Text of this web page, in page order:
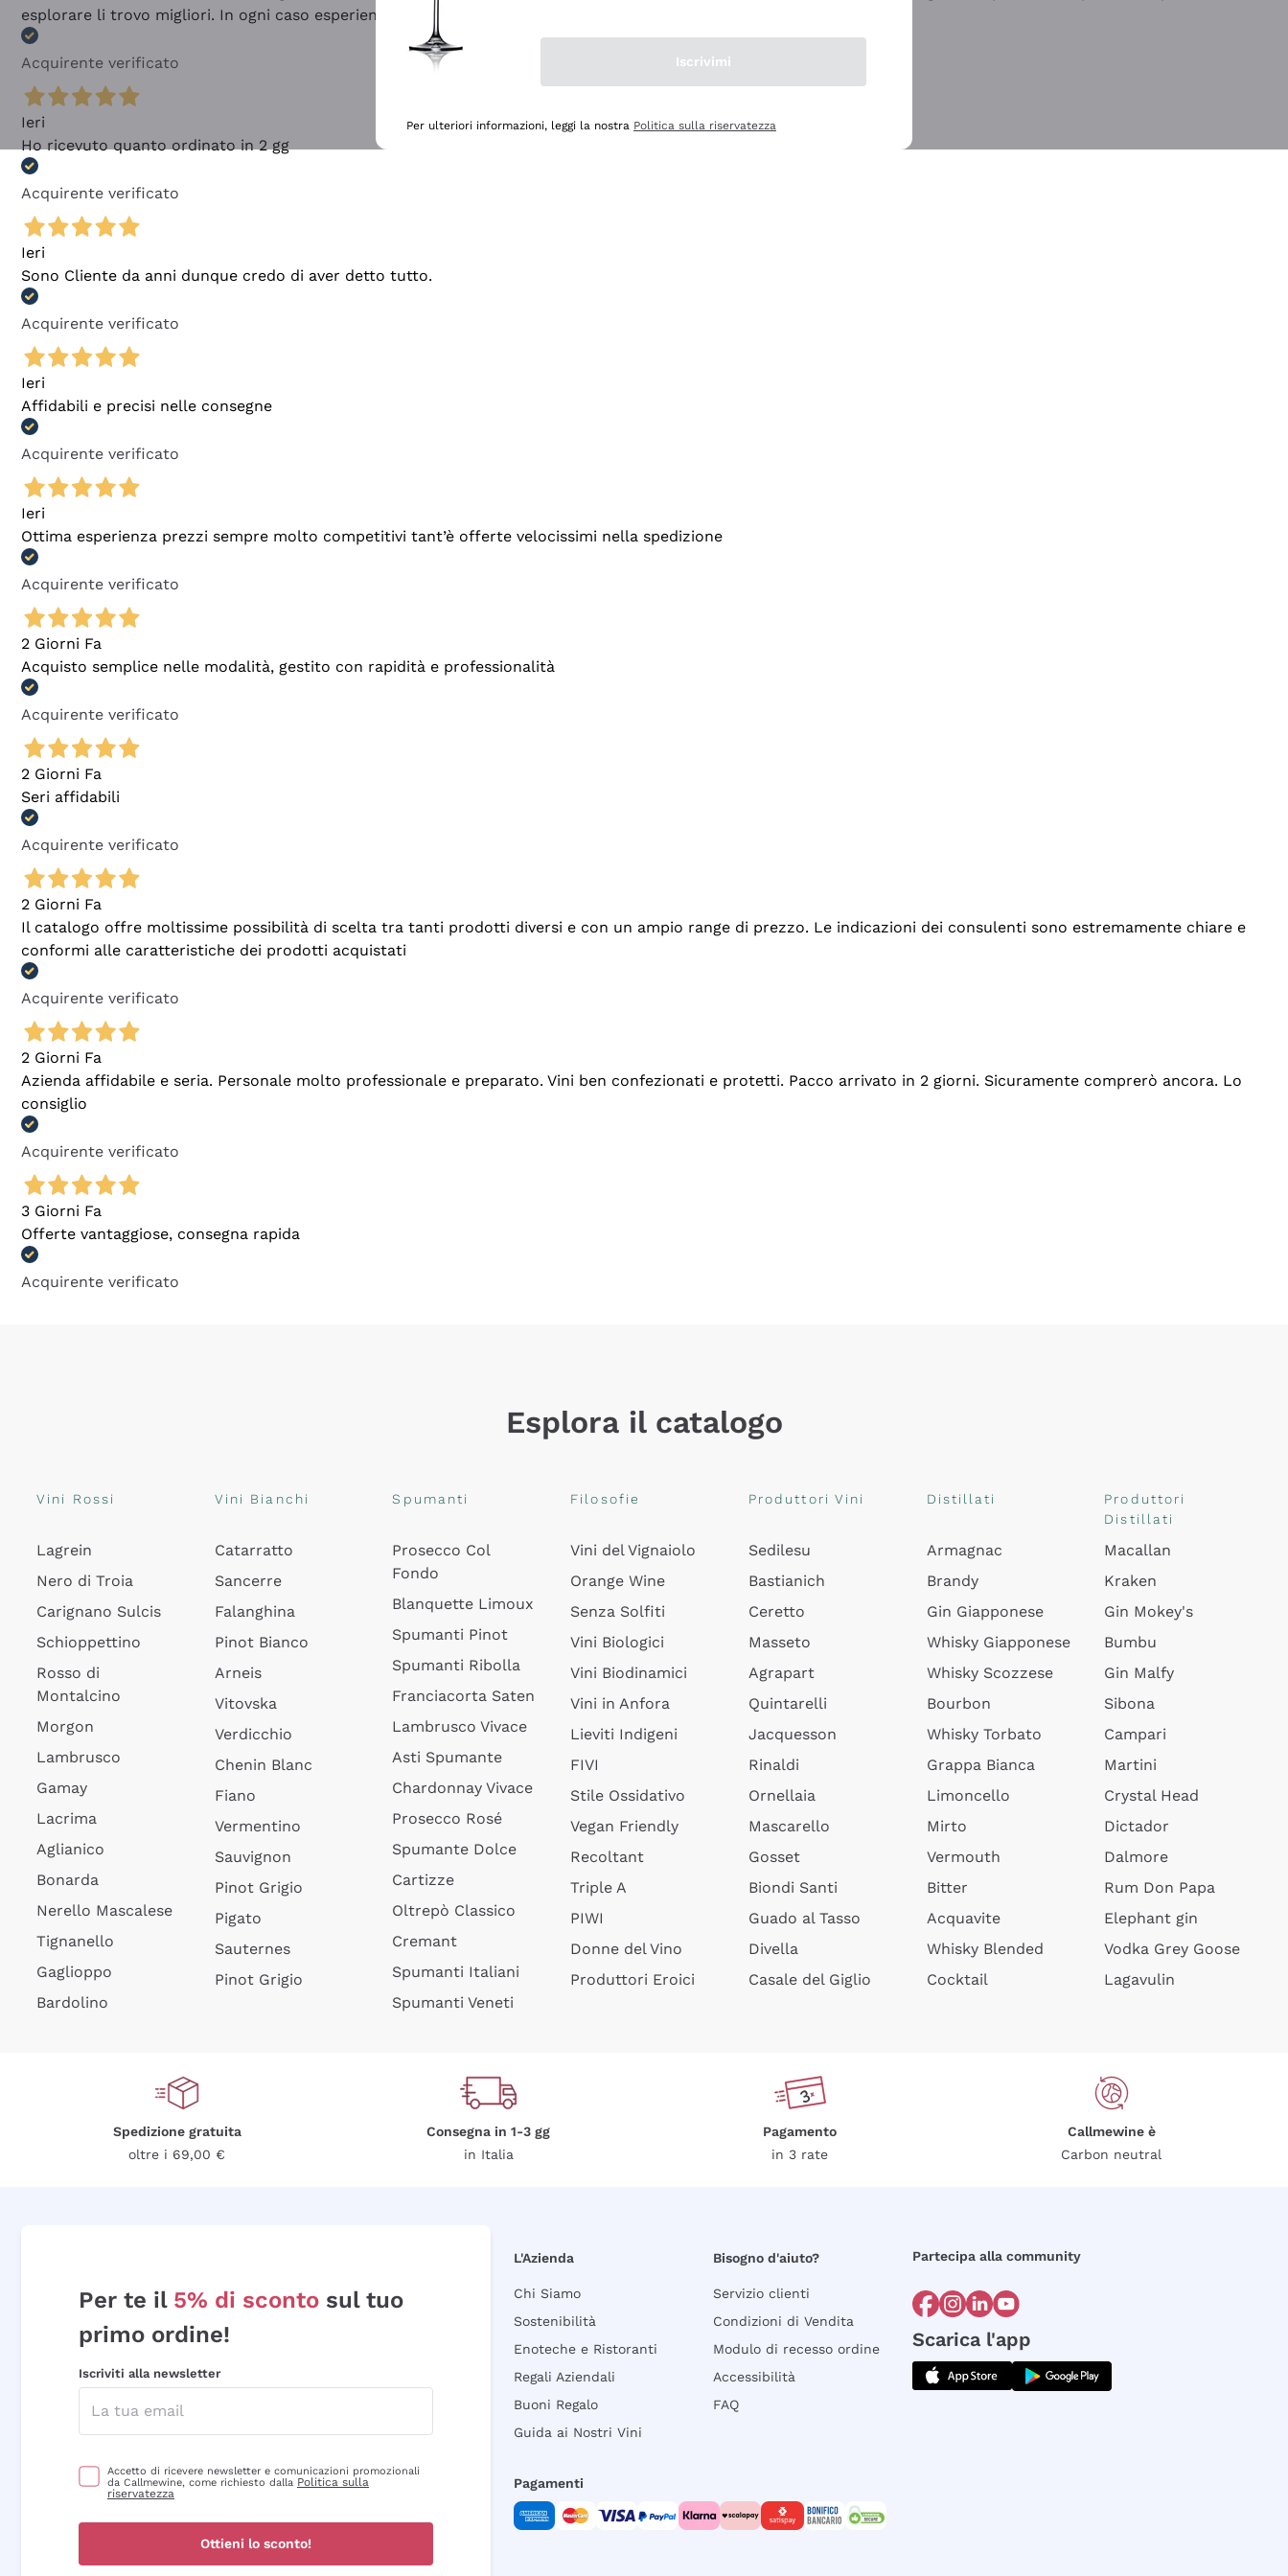
esplorare li trovo migliori. In ogni caso esperienza buona e lo consiglio! 👍
Acquirente verificato
Ieri
Ho ricevuto quanto ordinato in 2 gg
Acquirente verificato
Ieri
Sono Cliente da anni dunque credo di aver detto tutto.
Acquirente verificato
Ieri
Affidabili e precisi nelle consegne
Acquirente verificato
Ieri
Ottima esperienza prezzi sempre molto competitivi tant’è offerte velocissimi nella spedizione
Acquirente verificato
2 Giorni Fa
Acquisto semplice nelle modalità, gestito con rapidità e professionalità
Acquirente verificato
2 Giorni Fa
Seri affidabili
Acquirente verificato
2 Giorni Fa
Il catalogo offre moltissime possibilità di scelta tra tanti prodotti diversi e con un ampio range di prezzo. Le indicazioni dei consulenti sono estremamente chiare e
conformi alle caratteristiche dei prodotti acquistati
Acquirente verificato
2 Giorni Fa
Azienda affidabile e seria. Personale molto professionale e preparato. Vini ben confezionati e protetti. Pacco arrivato in 2 giorni. Sicuramente comprerò ancora. Lo
consiglio
Acquirente verificato
3 Giorni Fa
Offerte vantaggiose, consegna rapida
Acquirente verificato
Esplora il catalogo
Vini Rossi
Lagrein
Nero di Troia
Carignano Sulcis
Schioppettino
Rosso di
Montalcino
Morgon
Lambrusco
Gamay
Lacrima
Aglianico
Bonarda
Nerello Mascalese
Tignanello
Gaglioppo
Bardolino
Vini Bianchi
Catarratto
Sancerre
Falanghina
Pinot Bianco
Arneis
Vitovska
Verdicchio
Chenin Blanc
Fiano
Vermentino
Sauvignon
Pinot Grigio
Pigato
Sauternes
Pinot Grigio
Spumanti
Prosecco Col
Fondo
Blanquette Limoux
Spumanti Pinot
Spumanti Ribolla
Franciacorta Saten
Lambrusco Vivace
Asti Spumante
Chardonnay Vivace
Prosecco Rosé
Spumante Dolce
Cartizze
Oltrepò Classico
Cremant
Spumanti Italiani
Spumanti Veneti
Filosofie
Vini del Vignaiolo
Orange Wine
Senza Solfiti
Vini Biologici
Vini Biodinamici
Vini in Anfora
Lieviti Indigeni
FIVI
Stile Ossidativo
Vegan Friendly
Recoltant
Triple A
PIWI
Donne del Vino
Produttori Eroici
Produttori Vini
Sedilesu
Bastianich
Ceretto
Masseto
Agrapart
Quintarelli
Jacquesson
Rinaldi
Ornellaia
Mascarello
Gosset
Biondi Santi
Guado al Tasso
Divella
Casale del Giglio
Distillati
Armagnac
Brandy
Gin Giapponese
Whisky Giapponese
Whisky Scozzese
Bourbon
Whisky Torbato
Grappa Bianca
Limoncello
Mirto
Vermouth
Bitter
Acquavite
Whisky Blended
Cocktail
Produttori
Distillati
Macallan
Kraken
Gin Mokey's
Bumbu
Gin Malfy
Sibona
Campari
Martini
Crystal Head
Dictador
Dalmore
Rum Don Papa
Elephant gin
Vodka Grey Goose
Lagavulin
Spedizione gratuita
oltre i 69,00 €
Consegna in 1-3 gg
in Italia
Pagamento
in 3 rate
Callmewine è
Carbon neutral
Per te il 5% di sconto sul tuo
primo ordine!
Iscriviti alla newsletter
Accetto di ricevere newsletter e comunicazioni promozionali
da Callmewine, come richiesto dalla Politica sulla
riservatezza
Ottieni lo sconto!
L'Azienda
Chi Siamo
Sostenibilità
Enoteche e Ristoranti
Regali Aziendali
Buoni Regalo
Guida ai Nostri Vini
Bisogno d'aiuto?
Servizio clienti
Condizioni di Vendita
Modulo di recesso ordine
Accessibilità
FAQ
Partecipa alla community
Scarica l'app
Pagamenti
Iscrivimi
Per ulteriori informazioni, leggi la nostra Politica sulla riservatezza